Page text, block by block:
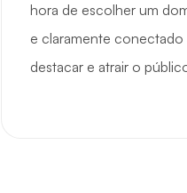
hora de escolher um
e claramente conectado
destacar e atrair o